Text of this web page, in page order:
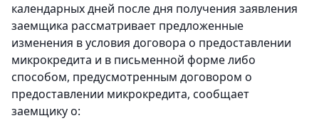
календарных дней после дня получения заявления
заемщика рассматривает предложенные
изменения в условия договора о предоставлении
микрокредита и в письменной форме либо
способом, предусмотренным договором о
предоставлении микрокредита, сообщает
заемщику о: